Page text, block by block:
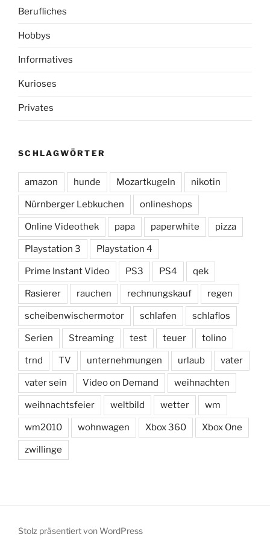
Berufliches
Hobbys
Informatives
Kurioses
Privates
SCHLAGWÖRTER
amazon hunde Mozartkugeln nikotin
Nürnberger Lebkuchen onlineshops
Online Videothek papa paperwhite pizza
Playstation 3 Playstation 4
Prime Instant Video PS3 PS4 qek
Rasierer rauchen rechnungskauf regen
scheibenwischermotor schlafen schlaflos
Serien Streaming test teuer tolino
trnd TV unternehmungen urlaub vater
vater sein Video on Demand weihnachten
weihnachtsfeier weltbild wetter wm
wm2010 wohnwagen Xbox 360 Xbox One
zwillinge
Stolz präsentiert von WordPress